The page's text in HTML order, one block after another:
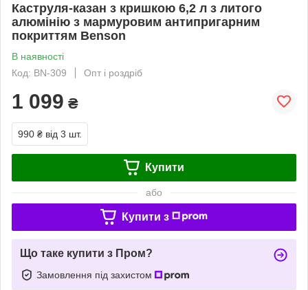
Каструля-казан з кришкою 6,2 л з литого
алюмінію з мармуровим антипригарним
покриттям Benson
В наявності
Код: BN-309
Опт і роздріб
1 099 ₴
990 ₴ від 3 шт.
Купити
або
Купити з
Що таке купити з Пром?
Замовлення під захистом